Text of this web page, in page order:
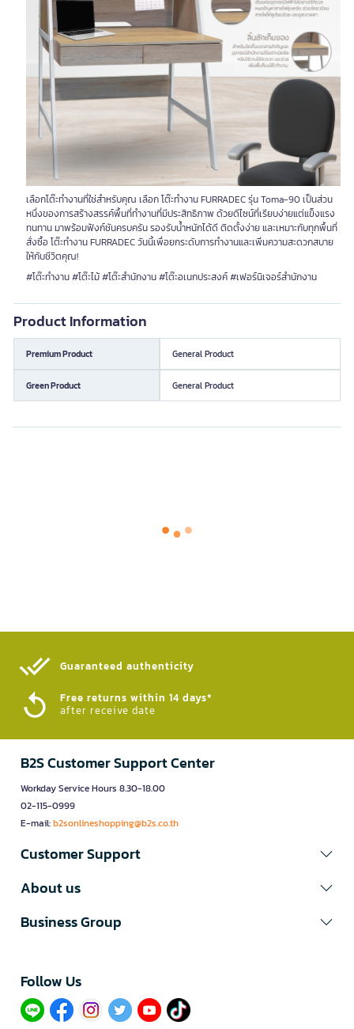
เลือกโต๊ะทำงานที่ใช่สำหรับคุณ เลือก โต๊ะทำงาน FURRADEC รุ่น Toma-90 เป็นส่วน
หนึ่งของการสร้างสรรค์พื้นที่ทำงานที่มีประสิทธิภาพ ด้วยดีไซน์ที่เรียบง่ายแต่แข็งแรง
ทนทาน มาพร้อมฟังก์ชันครบครัน รองรับน้ำหนักได้ดี ติดตั้งง่าย และเหมาะกับทุกพื้นที่
สั่งซื้อ โต๊ะทำงาน FURRADEC วันนี้เพื่อยกระดับการทำงานและเพิ่มความสะดวกสบาย
ให้กับชีวิตคุณ!
#โต๊ะทำงาน #โต๊ะไม้ #โต๊ะสำนักงาน #โต๊ะอเนกประสงค์ #เฟอร์นิเจอร์สำนักงาน
Product Information
Premium Product General Product
Green Product General Product
Guaranteed authenticity​
Free returns within 14 days*
after receive date
B2S Customer Support Center
Workday Service Hours 8.30-18.00
02-115-0999
E-mail:b2sonlineshopping@b2s.co.th
Customer Support
About us
Business Group
Follow Us​